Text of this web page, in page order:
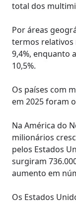
total dos
Por áreas
termos relativos
9,4%, enquanto
10,5%.
Os países com
em 2025 foram o
Na América do
milionários
pelos Estados
surgiram
aumento em
Os Estados